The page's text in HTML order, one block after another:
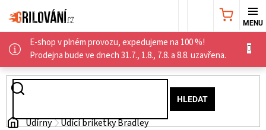
na
obsah
E-shop v plném provozu, expedujeme na 100 %!
Prodejna bude ve dnech 31.7., 1.8., 7.8. a 8.8. uzavřena.
HLEDAT
NÁKUPNÍ
AKČNÍ
NABÍDKA
Domů
Udírny Udící briketky Bradley